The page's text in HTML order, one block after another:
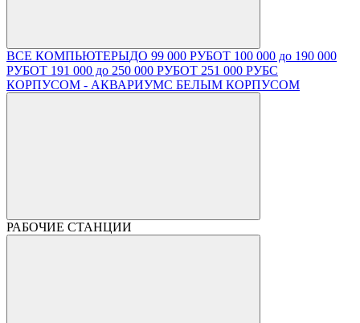
ВСЕ КОМПЬЮТЕРЫДО 99 000 РУБОТ 100 000 до 190 000
РУБОТ 191 000 до 250 000 РУБОТ 251 000 РУБС
КОРПУСОМ - АКВАРИУМС БЕЛЫМ КОРПУСОМ
РАБОЧИЕ СТАНЦИИ